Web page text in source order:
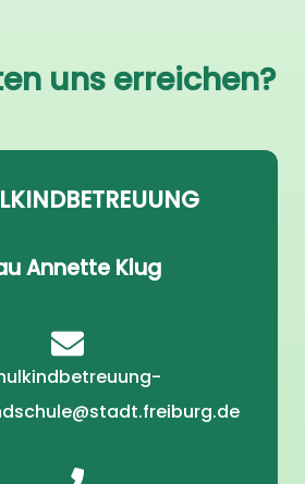
uns erreichen?
Annette Klug